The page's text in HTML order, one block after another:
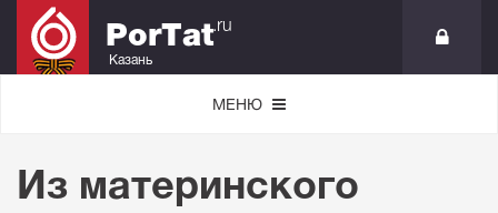
PorTat.ru
Казань
МЕНЮ
Из материнского